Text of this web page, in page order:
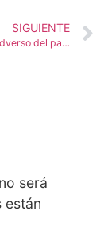
SIGUIENTE
Nuevo efecto adverso del paracetamol: Acidosis metabólica
será
están